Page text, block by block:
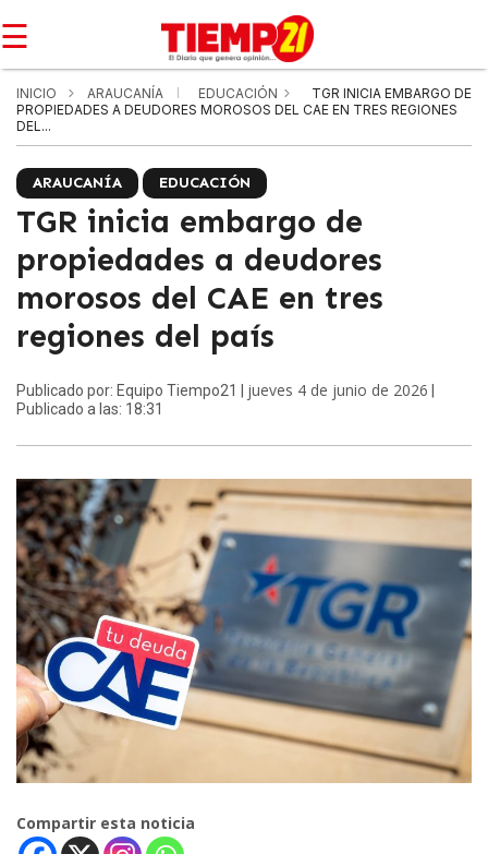
☰
INICIO ARAUCANÍA EDUCACIÓN
TGR INICIA EMBARGO DE
PROPIEDADES A DEUDORES MOROSOS DEL CAE EN TRES REGIONES
DEL...
ARAUCANÍA EDUCACIÓN
TGR inicia embargo de
propiedades a deudores
morosos del CAE en tres
regiones del país
Publicado por: Equipo Tiempo21 | jueves 4 de junio de 2026
Publicado a las: 18:31
Compartir esta noticia